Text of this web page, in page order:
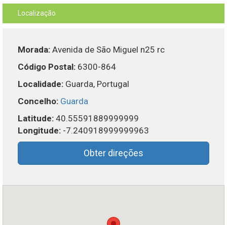
Localização
Morada: Avenida de São Miguel n25 rc
Código Postal: 6300-864
Localidade: Guarda, Portugal
Concelho: Guarda
Latitude: 40.55591889999999
Longitude: -7.240918999999963
Obter direções